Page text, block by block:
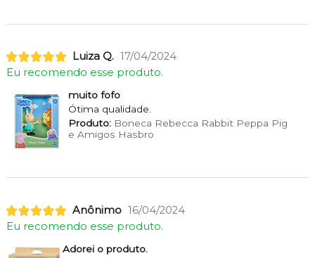
Luiza Q. 17/04/2024
Eu recomendo esse produto.
muito fofo
Ótima qualidade.
Produto:Boneca Rebecca Rabbit Peppa Pig
e Amigos Hasbro
Anônimo 16/04/2024
Eu recomendo esse produto.
Adorei o produto.